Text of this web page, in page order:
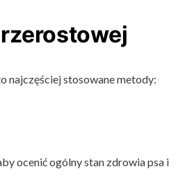
najczęściej stosowane metody:
ocenić ogólny stan zdrowia psa i